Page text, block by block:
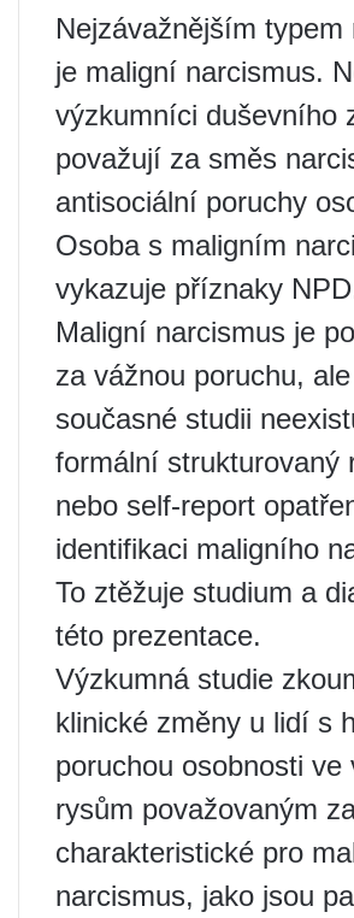
Nejzávažnějším typem
je maligní narcismus.
výzkumníci duševního
považují za směs
antisociální poruchy
Osoba s maligním
vykazuje příznaky
Maligní narcismus je
za vážnou poruchu,
současné studii
formální strukturovaný
nebo self-report
identifikaci maligního
To ztěžuje studium a
této prezentace.
Výzkumná studie
klinické změny u lidí s
poruchou osobnosti ve
rysům považovaným
charakteristické pro
narcismus, jako jsou